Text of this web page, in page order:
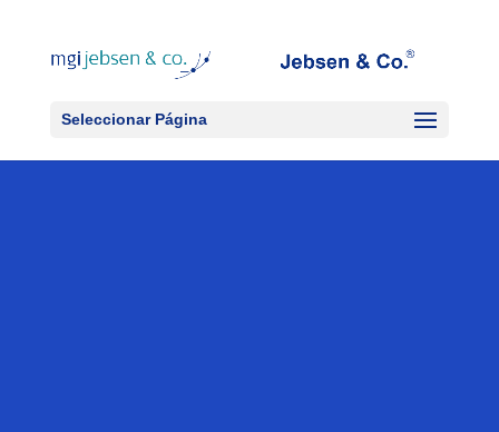
Seleccionar Página